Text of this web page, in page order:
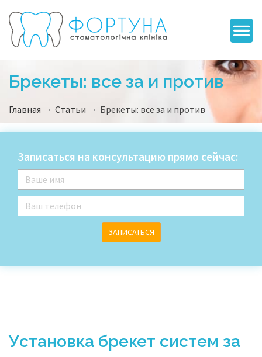
Брекеты: все за и против
Главная Статьи Брекеты: все за и против
Записаться на консультацию прямо сейчас:
ЗАПИСАТЬСЯ
Установка брекет систем за